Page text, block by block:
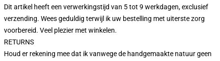
Dit artikel heeft een verwerkingstijd van 5 tot 9 werkdagen, exclusief
verzending. Wees geduldig terwijl ik uw bestelling met uiterste zorg
voorbereid. Veel plezier met winkelen.
RETURNS
Houd er rekening mee dat ik vanwege de handgemaakte natuur geen